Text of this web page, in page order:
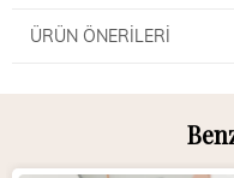
ÜRÜN ÖNERILERI